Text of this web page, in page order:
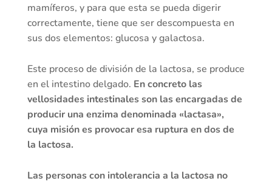
mamíferos, y para que esta se pueda digerir
correctamente, tiene que ser descompuesta en
sus dos elementos: glucosa y galactosa.
Este proceso de división de la lactosa, se produce
en el intestino delgado. En concreto las
vellosidades intestinales son las encargadas de
producir una enzima denominada «lactasa»,
cuya misión es provocar esa ruptura en dos de
la lactosa.
Las personas con intolerancia a la lactosa no